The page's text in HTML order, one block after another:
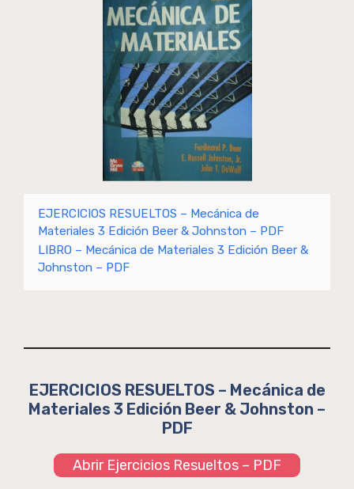
EJERCICIOS RESUELTOS – Mecánica de
Materiales 3 Edición Beer & Johnston – PDF
LIBRO – Mecánica de Materiales 3 Edición Beer &
Johnston – PDF
EJERCICIOS RESUELTOS – Mecánica de
Materiales 3 Edición Beer & Johnston –
PDF
Abrir Ejercicios Resueltos – PDF